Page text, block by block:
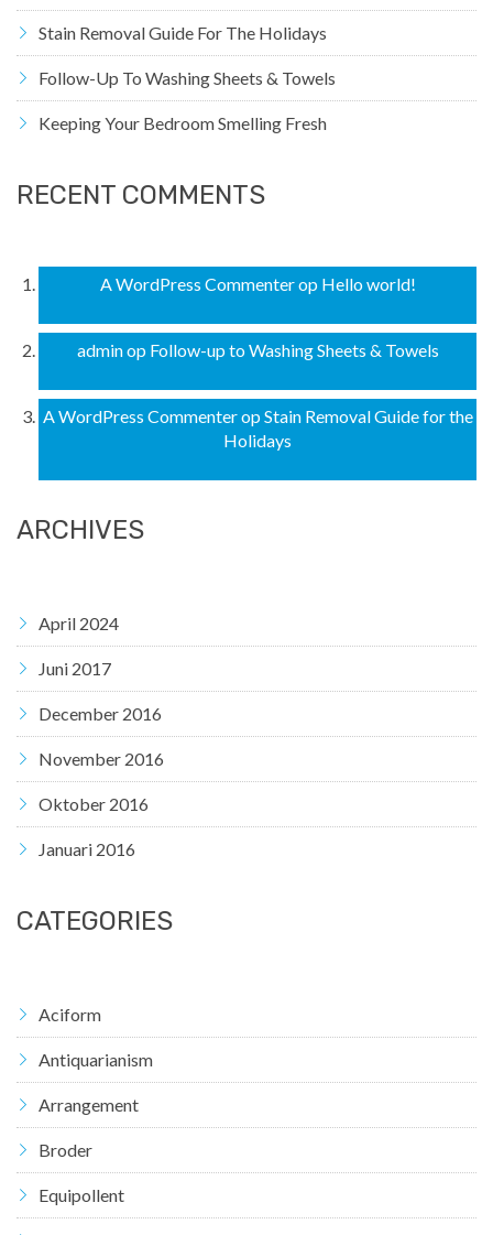
Stain Removal Guide For The Holidays
Follow-Up To Washing Sheets & Towels
Keeping Your Bedroom Smelling Fresh
RECENT COMMENTS
A WordPress Commenterop Hello world!
adminop Follow-up to Washing Sheets & Towels
A WordPress CommenteropStain Removal Guide for the
Holidays
ARCHIVES
April 2024
Juni 2017
December 2016
November 2016
Oktober 2016
Januari 2016
CATEGORIES
Aciform
Antiquarianism
Arrangement
Broder
Equipollent